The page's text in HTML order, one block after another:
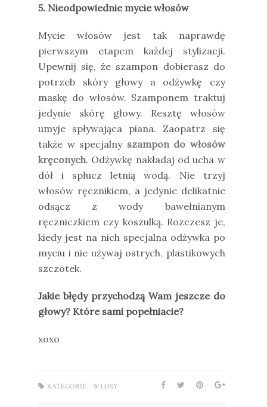
5. Nieodpowiednie mycie włosów
Mycie włosów jest tak naprawdę
pierwszym etapem każdej stylizacji.
Upewnij się, że szampon dobierasz do
potrzeb skóry głowy a odżywkę czy
maskę do włosów. Szamponem traktuj
jedynie skórę głowy. Resztę włosów
umyje spływająca piana. Zaopatrz się
także w specjalny szampon do włosów
kręconych. Odżywkę nakładaj od ucha w
dół i spłucz letnią wodą. Nie trzyj
włosów ręcznikiem, a jedynie delikatnie
odsącz z wody bawełnianym
ręczniczkiem czy koszulką. Rozczesz je,
kiedy jest na nich specjalna odżywka po
myciu i nie używaj ostrych, plastikowych
szczotek.
Jakie błędy przychodzą Wam jeszcze do
głowy? Które sami popełniacie?
xoxo
KATEGORIE : WŁOSY